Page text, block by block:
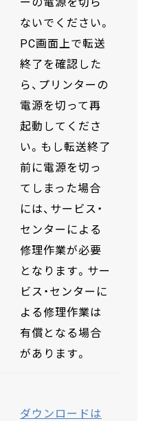
ないでください。
PC画面上で転送
終了を確認した
ら、プリンターの
電源を切って再
起動してくださ
い。もし転送終了
前に電源を切っ
てしまった場合
には、サービス・
センターによる
修理作業が必要
となります。サー
ビス・センターに
よる修理作業は
有償となる場合
があります。
ダウンロードは